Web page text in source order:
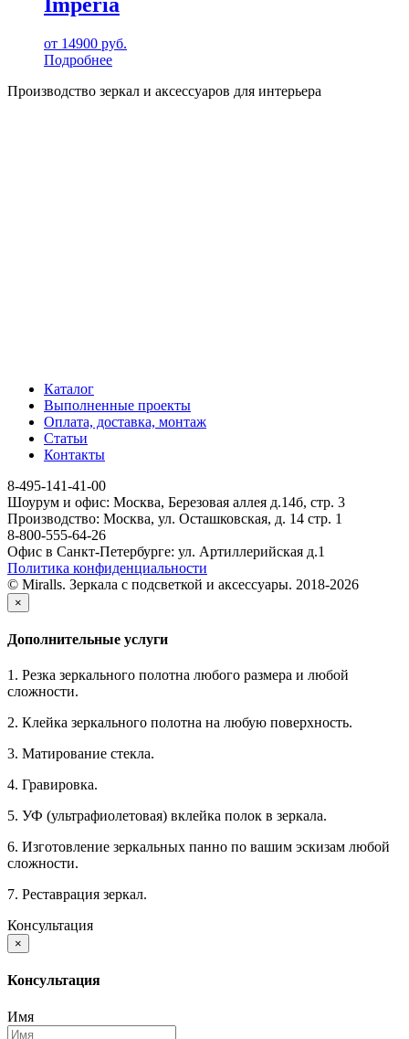
от 14900 руб.
Подробнее
Производство зеркал и аксессуаров для интерьера
Каталог
Выполненные проекты
Оплата, доставка, монтаж
Статьи
Контакты
8-495-141-41-00
Шоурум и офис: Москва, Березовая аллея д.14б, стр. 3
Производство: Москва, ул. Осташковская, д. 14 стр. 1
8-800-555-64-26
Офис в Санкт-Петербурге: ул. Артиллерийская д.1
Политика конфиденциальности
© Miralls. Зеркала с подсветкой и аксессуары. 2018-2026
×
Дополнительные услуги
1. Резка зеркального полотна любого размера и любой
сложности.
2. Клейка зеркального полотна на любую поверхность.
3. Матирование стекла.
4. Гравировка.
5. УФ (ультрафиолетовая) вклейка полок в зеркала.
6. Изготовление зеркальных панно по вашим эскизам любой
сложности.
7. Реставрация зеркал.
Консультация
×
Консультация
Имя